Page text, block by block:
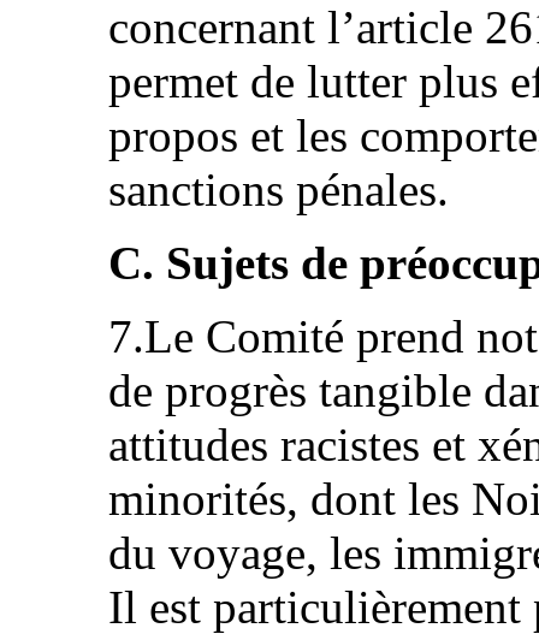
concernant l’article
permet de lutter plus
propos et les
sanctions pénales.
C. Sujets de
7.Le Comité prend
de progrès tangible
attitudes racistes et
minorités, dont les
du voyage, les
Il est particulièrement